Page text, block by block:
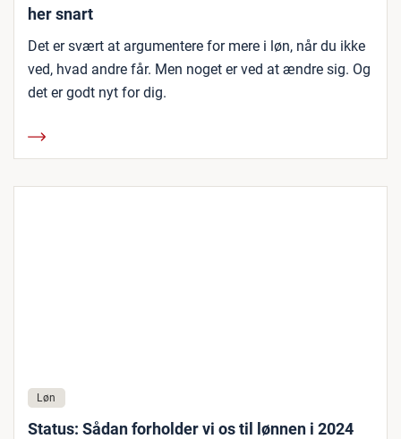
her snart
Det er svært at argumentere for mere i løn, når du ikke
ved, hvad andre får. Men noget er ved at ændre sig. Og
det er godt nyt for dig.
Løn
Status: Sådan forholder vi os til lønnen i 2024